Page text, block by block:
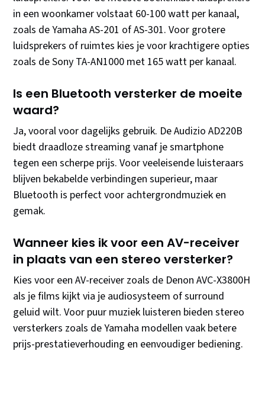
in een woonkamer volstaat 60-100 watt per kanaal,
zoals de Yamaha AS-201 of AS-301. Voor grotere
luidsprekers of ruimtes kies je voor krachtigere opties
zoals de Sony TA-AN1000 met 165 watt per kanaal.
Is een Bluetooth versterker de moeite
waard?
Ja, vooral voor dagelijks gebruik. De Audizio AD220B
biedt draadloze streaming vanaf je smartphone
tegen een scherpe prijs. Voor veeleisende luisteraars
blijven bekabelde verbindingen superieur, maar
Bluetooth is perfect voor achtergrondmuziek en
gemak.
Wanneer kies ik voor een AV-receiver
in plaats van een stereo versterker?
Kies voor een AV-receiver zoals de Denon AVC-X3800H
als je films kijkt via je audiosysteem of surround
geluid wilt. Voor puur muziek luisteren bieden stereo
versterkers zoals de Yamaha modellen vaak betere
prijs-prestatieverhouding en eenvoudiger bediening.